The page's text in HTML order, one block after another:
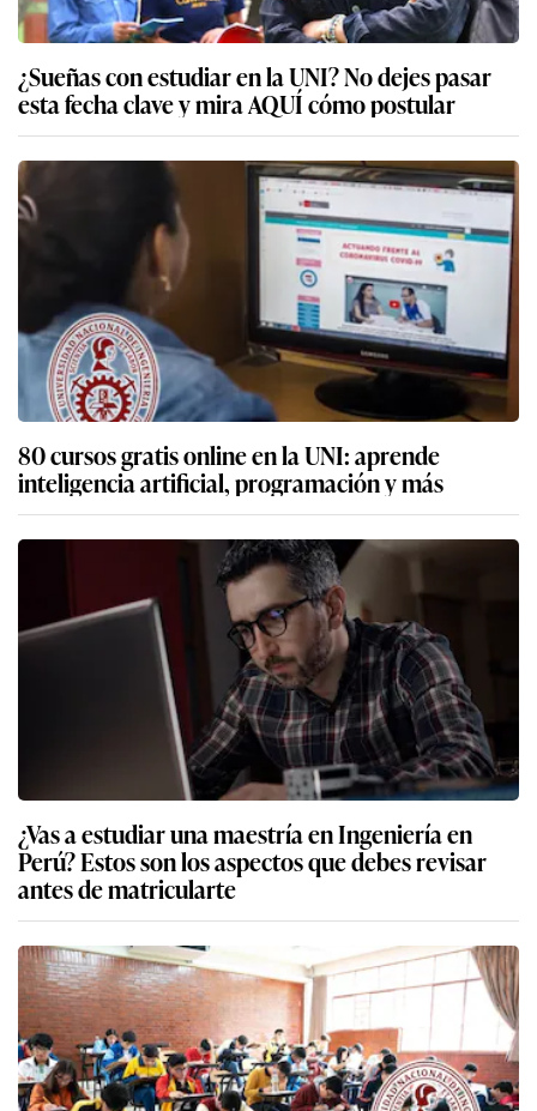
¿Sueñas con estudiar en la UNI? No dejes pasar
esta fecha clave y mira AQUÍ cómo postular
80 cursos gratis online en la UNI: aprende
inteligencia artificial, programación y más
¿Vas a estudiar una maestría en Ingeniería en
Perú? Estos son los aspectos que debes revisar
antes de matricularte